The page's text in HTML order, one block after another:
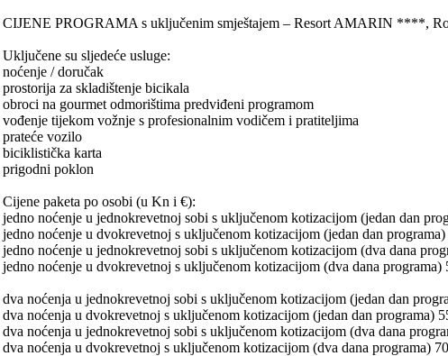
CIJENE PROGRAMA s uključenim smještajem – Resort AMARIN ****,
Uključene su sljedeće usluge:
noćenje / doručak
prostorija za skladištenje bicikala
obroci na gourmet odmorištima predviđeni programom
vođenje tijekom vožnje s profesionalnim vodičem i pratiteljima
prateće vozilo
biciklistička karta
prigodni poklon
Cijene paketa po osobi (u Kn i €):
jedno noćenje u jednokrevetnoj sobi s uključenom kotizacijom (jedan dan
jedno noćenje u dvokrevetnoj s uključenom kotizacijom (jedan dan
jedno noćenje u jednokrevetnoj sobi s uključenom kotizacijom (dva dana
jedno noćenje u dvokrevetnoj s uključenom kotizacijom (dva dana
dva noćenja u jednokrevetnoj sobi s uključenom kotizacijom (jedan dan
dva noćenja u dvokrevetnoj s uključenom kotizacijom (jedan dan programa)
dva noćenja u jednokrevetnoj sobi s uključenom kotizacijom (dva dana
dva noćenja u dvokrevetnoj s uključenom kotizacijom (dva dana programa)